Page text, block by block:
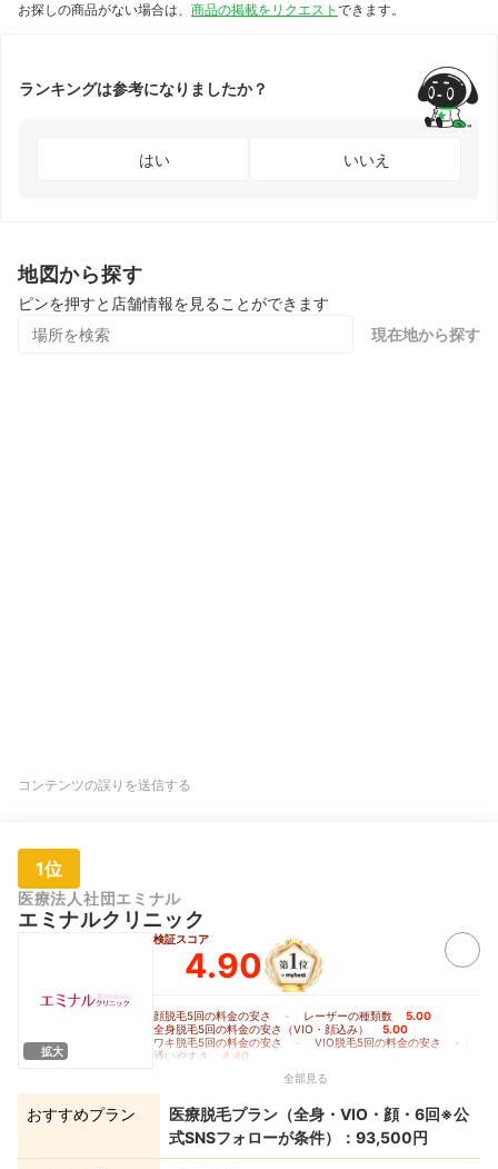
お探しの商品がない場合は、 商品の掲載をリクエスト できます。
ランキングは参考になりましたか？
はい いいえ
地図から探す
ピンを押すと店舗情報を見ることができます
現在地から探す
コンテンツの誤りを送信する
1位
医療法人社団エミナル
エミナルクリニック
拡大
検証スコア
4.90
顔脱毛5回の料金の安さ - レーザーの種類数 5.00
全身脱毛5回の料金の安さ（VIO・顔込み） 5.00
ワキ脱毛5回の料金の安さ - VIO脱毛5回の料金の安さ -
通いやすさ
4.40
全部見る
おすすめプラン
医療脱毛プラン（全身・VIO・顔・6回※公
式SNSフォローが条件）：93,500円